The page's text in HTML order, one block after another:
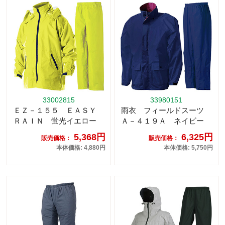
33002815
ＥＺ－１５５ ＥＡＳＹ
ＲＡＩＮ 蛍光イエロー
販売価格： 5,368円
本体価格: 4,880円
33980151
雨衣 フィールドスーツ
Ａ－４１９Ａ ネイビー
販売価格： 6,325円
本体価格: 5,750円